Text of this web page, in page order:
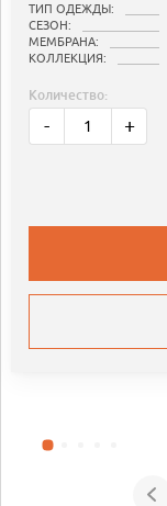
ТИП ОДЕЖДЫ:
СЕЗОН:
МЕМБРАНА:
КОЛЛЕКЦИЯ:
Количество:
- +